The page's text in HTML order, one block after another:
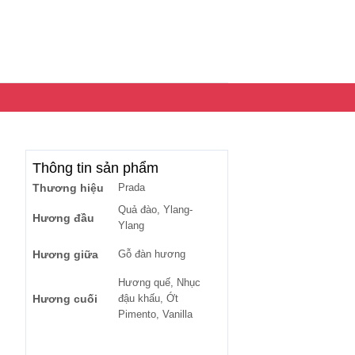
Thông tin sản phẩm
Thương hiệu Prada
Hương đầu
Quả đào, Ylang-
Ylang
Hương giữa Gỗ đàn hương
Hương cuối
Hương quế, Nhục
đậu khấu, Ớt
Pimento, Vanilla